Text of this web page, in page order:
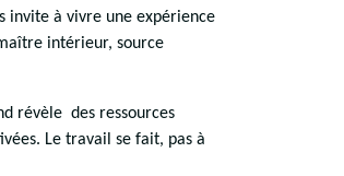
invite à vivre une expérience
intérieur, source
révèle des ressources
Le travail se fait, pas à